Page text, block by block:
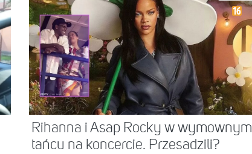
Rihanna i Asap Rocky w wymownym
tańcu na koncercie. Przesadzili?